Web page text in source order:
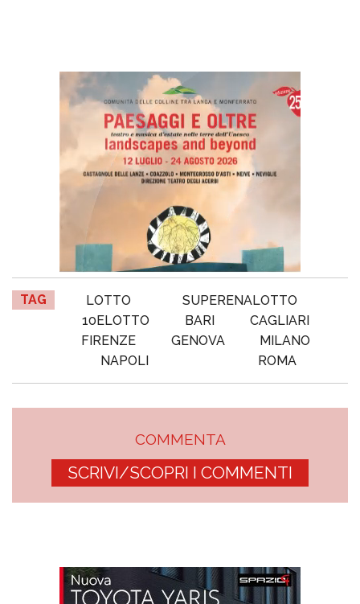
TAG LOTTO
SUPERENALOTTO
10ELOTTO
BARI
CAGLIARI
FIRENZE
GENOVA
MILANO
NAPOLI
ROMA
COMMENTA
SCRIVI/SCOPRI I COMMENTI